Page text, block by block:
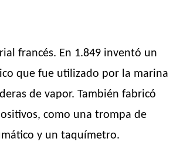
francés. En 1.849 inventó un
que fue utilizado por la marina
de vapor. También fabricó
como una trompa de
y un taquímetro.